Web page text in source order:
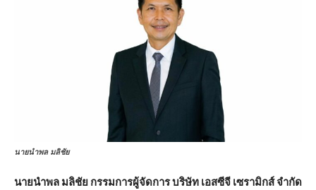
นายนำพล มลิชัย
นายนำพล มลิชัย กรรมการผู้จัดการ บริษัท เอสซีจี เซรามิกส์ จำกัด